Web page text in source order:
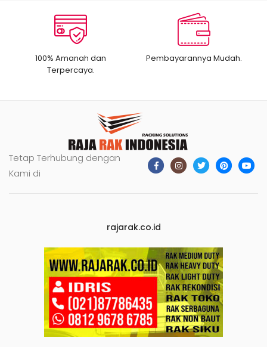
100% Amanah dan
Terpercaya.
Pembayarannya Mudah.
Tetap Terhubung dengan
Kami di
rajarak.co.id